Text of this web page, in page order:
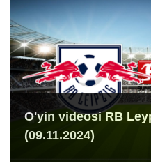
O'yin videosi RB
(09.11.2024)